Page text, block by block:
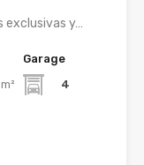
exclusivas y…
m²
Garage
4